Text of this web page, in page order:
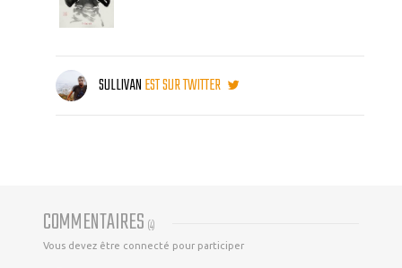
SULLIVANEST SUR TWITTER
COMMENTAIRES (4)
Vous devez être connecté pour participer